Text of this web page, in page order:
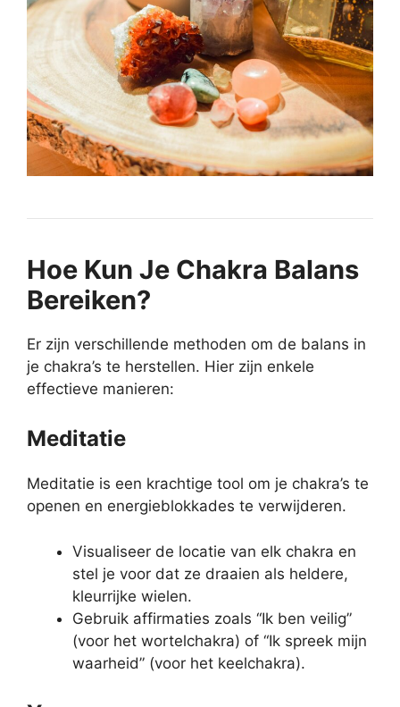
Hoe Kun Je Chakra Balans
Bereiken?
Er zijn verschillende methoden om de balans in
je chakra’s te herstellen. Hier zijn enkele
effectieve manieren:
Meditatie
Meditatie is een krachtige tool om je chakra’s te
openen en energieblokkades te verwijderen.
Visualiseer de locatie van elk chakra en
stel je voor dat ze draaien als heldere,
kleurrijke wielen.
Gebruik affirmaties zoals “Ik ben veilig”
(voor het wortelchakra) of “Ik spreek mijn
waarheid” (voor het keelchakra).